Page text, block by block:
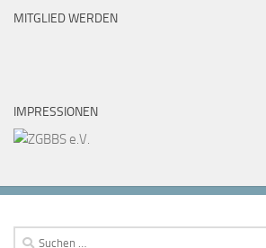
MITGLIED WERDEN
IMPRESSIONEN
Suchen